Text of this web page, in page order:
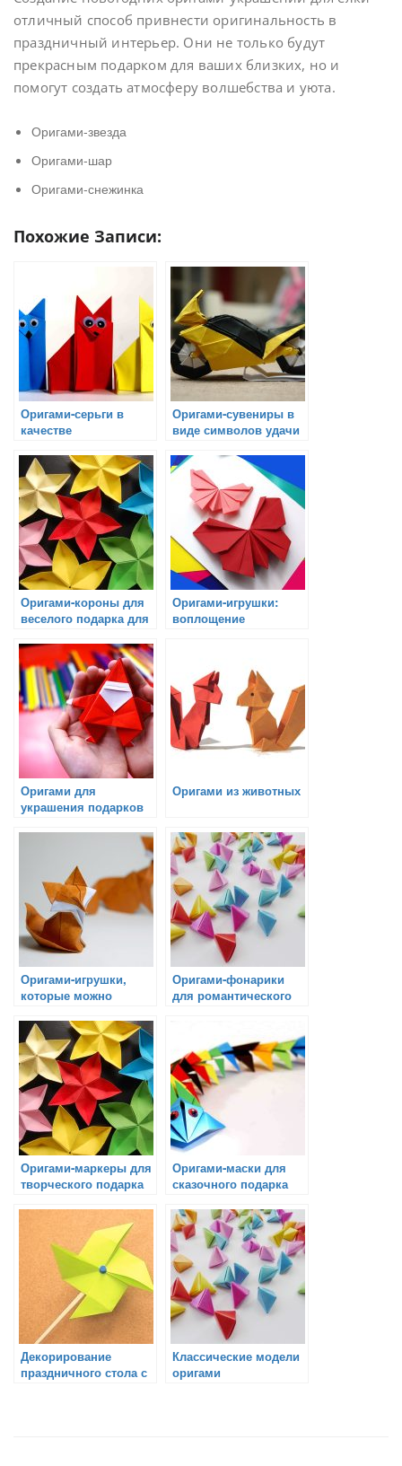
отличный способ привнести оригинальность в
праздничный интерьер. Они не только будут
прекрасным подарком для ваших близких, но и
помогут создать атмосферу волшебства и уюта.
Оригами-звезда
Оригами-шар
Оригами-снежинка
Похожие Записи:
Оригами-серьги в
качестве
подарка
Оригами-сувениры в
виде символов удачи
Оригами-короны для
веселого подарка для
Оригами-игрушки:
воплощение
Оригами для
украшения подарков
Оригами из животных
Оригами-игрушки,
которые можно
на свежем воздухе
Оригами-фонарики
для романтического
Оригами-маркеры для
творческого подарка
Оригами-маски для
сказочного подарка
Декорирование
праздничного стола с
Классические модели
оригами